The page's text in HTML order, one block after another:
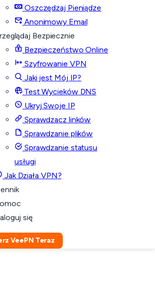
Oszczędzaj Pieniądze
Anonimowy Email
Bezpiecznie
Bezpieczeństwo Online
Szyfrowanie VPN
Jaki jest Mój IP?
Test Wycieków DNS
Ukryj Swoje IP
Sprawdzacz linków
Sprawdzanie plików
Sprawdzanie statusu
usługi
Jak Działa VPN?
się
VeePN Teraz